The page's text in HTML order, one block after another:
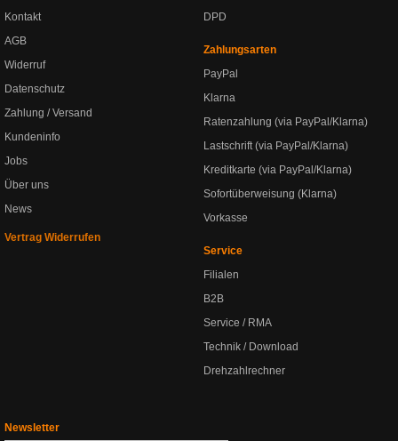
Kontakt
AGB
Widerruf
Datenschutz
Zahlung / Versand
Kundeninfo
Jobs
Über uns
News
Vertrag Widerrufen
DPD
Zahlungsarten
PayPal
Klarna
Ratenzahlung (via PayPal/Klarna)
Lastschrift (via PayPal/Klarna)
Kreditkarte (via PayPal/Klarna)
Sofortüberweisung (Klarna)
Vorkasse
Service
Filialen
B2B
Service / RMA
Technik / Download
Drehzahlrechner
Newsletter